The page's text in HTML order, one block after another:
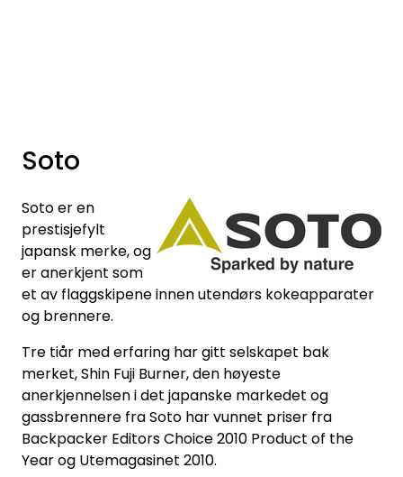
Soto
Soto er en
prestisjefylt
japansk merke, og
er anerkjent som
et av flaggskipene innen utendørs kokeapparater
og brennere.
Tre tiår med erfaring har gitt selskapet bak
merket, Shin Fuji Burner, den høyeste
anerkjennelsen i det japanske markedet og
gassbrennere fra Soto har vunnet priser fra
Backpacker Editors Choice 2010 Product of the
Year og Utemagasinet 2010.
Mediaportalen